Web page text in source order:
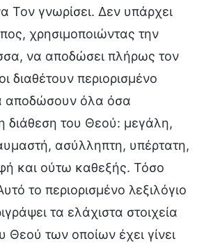
Τον γνωρίσει. Δεν υπάρχει
χρησιμοποιώντας την
να αποδώσει πλήρως τον
διαθέτουν περιορισμένο
αποδώσουν όλα όσα
διάθεση του Θεού: μεγάλη,
ασύλληπτη, υπέρτατη,
και ούτω καθεξής. Τόσο
το περιορισμένο λεξιλόγιο
τα ελάχιστα στοιχεία
Θεού των οποίων έχει γίνει